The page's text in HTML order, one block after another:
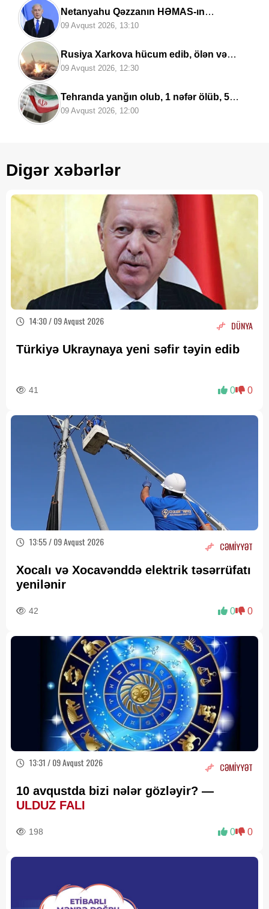
Netanyahu Qəzzanın HƏMAS-ın
nəzarətində olmayan hissəsində
yenidənqurma işlərini təsdiqləyib
09 Avqust 2026, 13:10
Rusiya Xarkova hücum edib, ölən və
yaralananlar var
09 Avqust 2026, 12:30
Tehranda yanğın olub, 1 nəfər ölüb, 5
nəfər yaralanıb
09 Avqust 2026, 12:00
Digər xəbərlər
14:30 / 09 Avqust 2026 DÜNYA
Türkiyə Ukraynaya yeni səfir təyin edib
41 0 0
13:55 / 09 Avqust 2026 CƏMİYYƏT
Xocalı və Xocavənddə elektrik təsərrüfatı
yenilənir
42 0 0
13:31 / 09 Avqust 2026 CƏMİYYƏT
10 avqustda bizi nələr gözləyir? —
ULDUZ FALI
198 0 0